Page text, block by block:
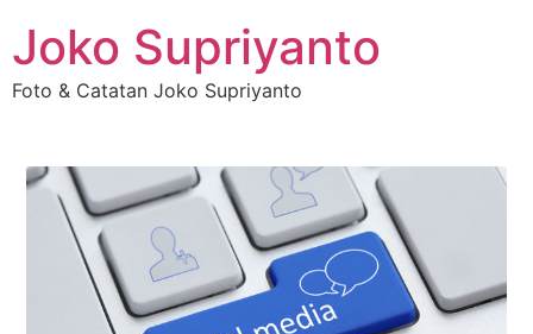
Joko Supriyanto
Foto & Catatan Joko Supriyanto